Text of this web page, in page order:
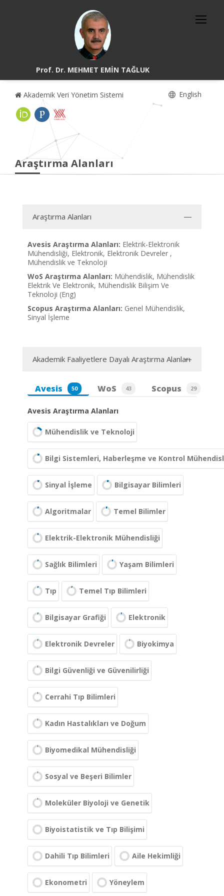
Prof. Dr. MEHMET EMİN TAĞLUK
Akademik Veri Yönetim Sistemi English
Araştırma Alanları
Araştırma Alanları
Avesis Araştırma Alanları: Elektrik-Elektronik
Mühendisliği, Elektronik, Elektronik Devreler ,
Mühendislik ve Teknoloji
WoS Araştırma Alanları: Mühendislik, Mühendislik
Elektrik Ve Elektronik, Mühendislik Bilişim Ve
Teknoloji (Eng)
Scopus Araştırma Alanları: Genel Mühendislik,
Sinyal İşleme
Akademik Faaliyetlere Dayalı Araştırma Alanları
Avesis 50 WoS 43 Scopus 29
Avesis Araştırma Alanları
Mühendislik ve Teknoloji
Bilgi Sistemleri, Haberleşme ve Kontrol
Sinyal İşleme Bilgisayar Bilimleri
Algoritmalar Temel Bilimler
Elektrik-Elektronik Mühendisliği
Sağlık Bilimleri Yaşam Bilimleri
Tıp Temel Tıp Bilimleri
Bilgisayar Grafiği Elektronik
Elektronik Devreler Biyokimya
Bilgi Güvenliği ve Güvenilirliği
Cerrahi Tıp Bilimleri
Kadın Hastalıkları ve Doğum
Biyomedikal Mühendisliği
Sosyal ve Beşeri Bilimler
Moleküler Biyoloji ve Genetik
Biyoistatistik ve Tıp Bilişimi
Dahili Tıp Bilimleri Aile Hekimliği
Ekonometri Yöneylem